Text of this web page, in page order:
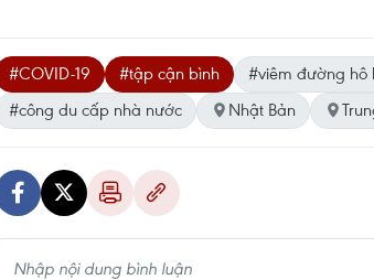
#COVID-19 #tập cận bình #viêm đường hô
#công du cấp nhà nước
Nhật Bản